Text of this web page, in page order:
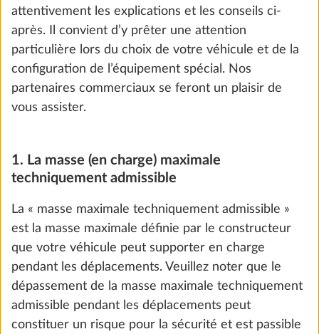
(combiné avec le châssis à cadre
surbaissé FIAT Maxi, 4 400 kg)
58,0 kg
Réduction de charge à 4 250 kg
attentivement les explications et les conseils ci-
après. Il convient d’y prêter une attention
particulière lors du choix de votre véhicule et de la
configuration de l’équipement spécial. Nos
partenaires commerciaux se feront un plaisir de
vous assister.
1. La masse (en charge) maximale
techniquement admissible
La « masse maximale techniquement admissible »
est la masse maximale définie par le constructeur
que votre véhicule peut supporter en charge
pendant les déplacements. Veuillez noter que le
dépassement de la masse maximale techniquement
admissible pendant les déplacements peut
constituer un risque pour la sécurité et est passible